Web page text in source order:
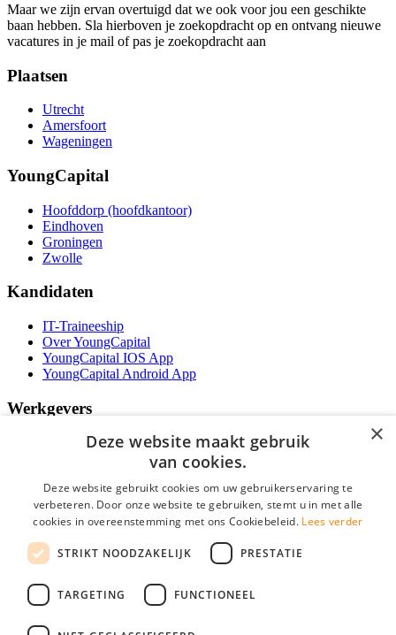
Maar we zijn ervan overtuigd dat we ook voor jou een geschikte
baan hebben. Sla hierboven je zoekopdracht op en ontvang nieuwe
vacatures in je mail of pas je zoekopdracht aan
Plaatsen
Utrecht
Amersfoort
Wageningen
YoungCapital
Hoofddorp (hoofdkantoor)
Eindhoven
Groningen
Zwolle
Kandidaten
IT-Traineeship
Over YoungCapital
YoungCapital IOS App
YoungCapital Android App
Werkgevers
Het concept
Contractvormen
Brochure aanvragen
Vacature aanmelden
F.A.Q.
Social
×
Deze website maakt gebruik
van cookies.
Deze website gebruikt cookies om uw gebruikerservaring te
verbeteren. Door onze website te gebruiken, stemt u in met alle
cookies in overeenstemming met ons Cookiebeleid. Lees verder
STRIKT NOODZAKELIJK PRESTATIE
TARGETING FUNCTIONEEL